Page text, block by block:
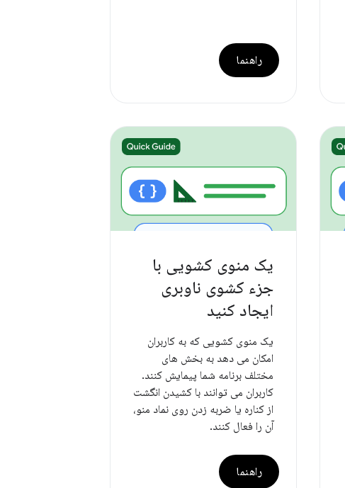
راهنما
یک منوی کشویی با
جزء کشوی ناوبری
ایجاد کنید
یک منوی کشویی که به کاربران
امکان می دهد به بخش های
مختلف برنامه شما پیمایش کنند.
کاربران می توانند با کشیدن انگشت
از کناره یا ضربه زدن روی نماد منو،
آن را فعال کنند.
راهنما